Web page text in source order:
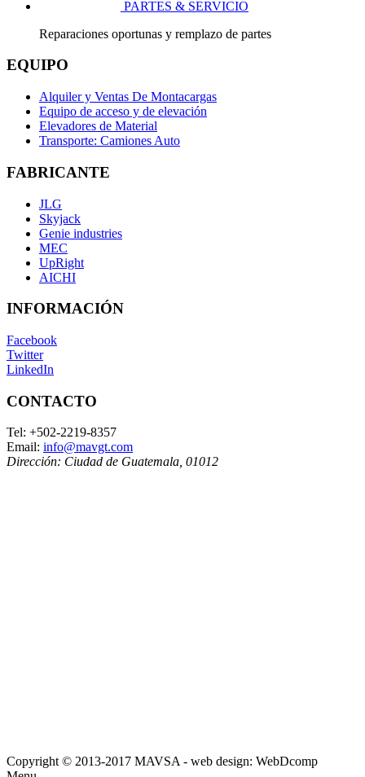
PARTES & SERVICIO
Reparaciones oportunas y remplazo de partes
EQUIPO
Alquiler y Ventas De Montacargas
Equipo de acceso y de elevación
Elevadores de Material
Transporte: Camiones Auto
FABRICANTE
JLG
Skyjack
Genie industries
MEC
UpRight
AICHI
INFORMACIÓN
Facebook
Twitter
LinkedIn
CONTACTO
Tel: +502-2219-8357
Email: info@mavgt.com
Dirección: Ciudad de Guatemala 01012
Copyright © 2013-2017 MAVSA - web design: WebDcomp